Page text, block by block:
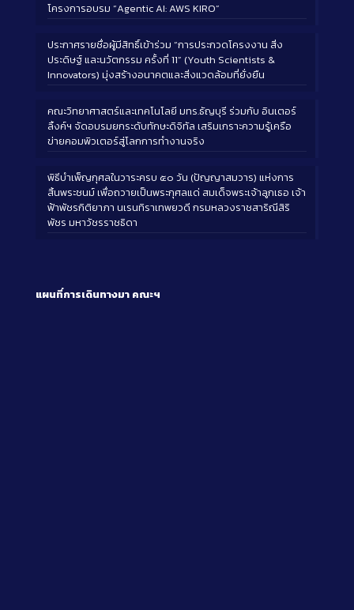
โครงการอบรม “Agentic AI: AWS KIRO”
ประกาศรายชื่อผู้มีสิทธิ์เข้าร่วม “การประกวดโครงงาน สิ่ง
ประดิษฐ์ และนวัตกรรม ครั้งที่ 11” (Youth Scientists &
Innovators) มุ่งสร้างอนาคตและสิ่งแวดล้อมที่ยั่งยืน
คณะวิทยาศาสตร์และเทคโนโลยี มทร.ธัญบุรี ร่วมกับ อินเตอร์
ลิ้งค์ฯ จัดอบรมยกระดับทักษะดิจิทัล เสริมเกราะความรู้เครือ
ข่ายคอมพิวเตอร์สู่โลกการทำงานจริง
พิธีบำเพ็ญกุศลในวาระครบ ๕๐ วัน (ปัญญาสมวาร) แห่งการ
สิ้นพระชนม์ เพื่อถวายเป็นพระกุศลแด่ สมเด็จพระเจ้าลูกเธอ เจ้า
ฟ้าพัชรกิติยาภา นเรนทิราเทพยวดี กรมหลวงราชสาริณีสิริ
พัชร มหาวัชรราชธิดา
แผนที่การเดินทางมา คณะฯ